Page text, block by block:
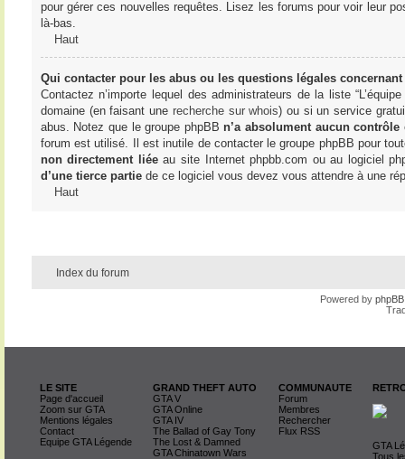
pour gérer ces nouvelles requêtes. Lisez les forums pour voir leur
là-bas.
Haut
Qui contacter pour les abus ou les questions légales
Contactez n’importe lequel des administrateurs de la liste
domaine (en faisant une recherche sur whois) ou si un service
abus. Notez que le groupe phpBB n’a absolument aucun contrôle
forum est utilisé. Il est inutile de contacter le groupe phpBB pour
non directement liéeau site Internet phpbb.com ou au logiciel
d’une tierce partiede ce logiciel vous devez vous attendre à une
Haut
Index du forum
Powered by phpBB
LE SITE
Page d'accueil
Zoom sur GTA
Mentions légales
Contact
Equipe GTA Légende
GRAND THEFT AUTO
GTA V
GTA Online
GTA IV
The Ballad of Gay Tony
The Lost & Damned
GTA Chinatown Wars
COMMUNAUTE
Forum
Membres
Rechercher
Flux RSS
GTA
Tous